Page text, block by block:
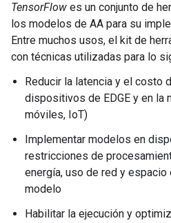
TensorFlow es un conjunto de
los modelos de AA para su
Entre muchos usos, el kit de
con técnicas utilizadas para lo
Reducir la latencia y el costo
dispositivos de EDGE y en la
móviles, IoT)
Implementar modelos en
restricciones de
energía, uso de red y
modelo
Habilitar la ejecución y